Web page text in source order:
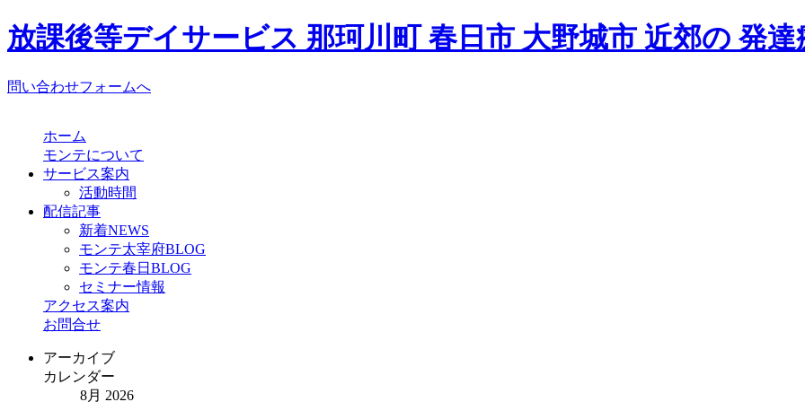
放課後等デイサービス 那珂川町 春日市 大野城市 近郊の 発
問い合わせフォームへ
ホーム
モンテについて
サービス案内
活動時間
配信記事
新着NEWS
モンテ太宰府BLOG
モンテ春日BLOG
セミナー情報
アクセス案内
お問合せ
アーカイブ
カレンダー
8月 2026